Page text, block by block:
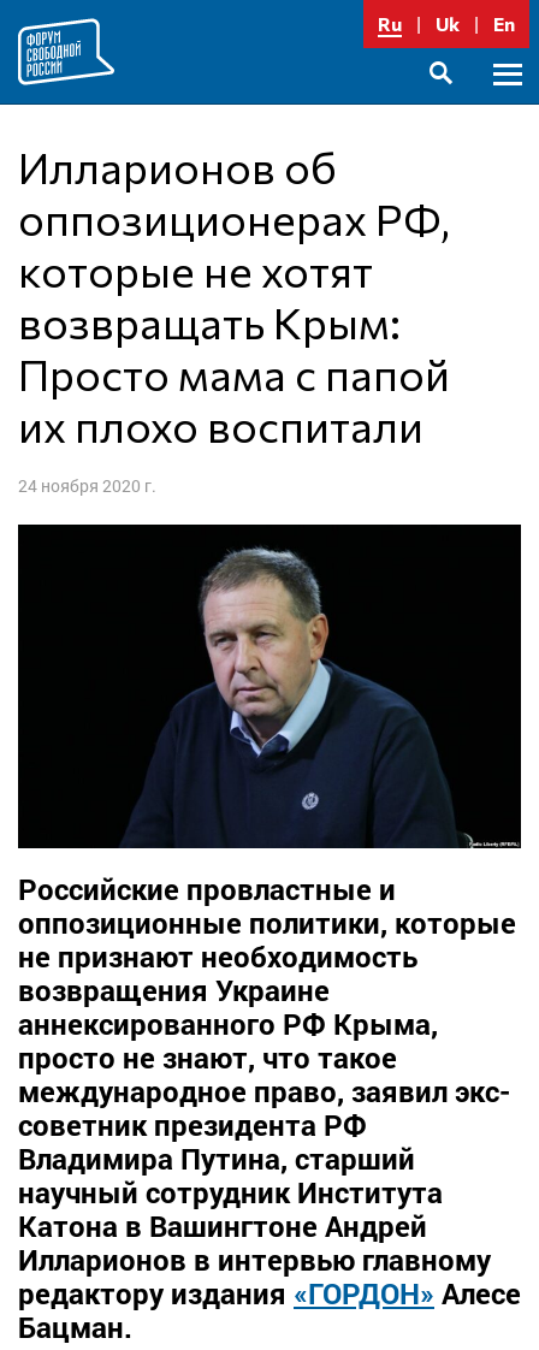
содержимому
Ru Uk En
Илларионов об
оппозиционерах РФ,
которые не хотят
возвращать Крым:
Просто мама с папой
их плохо воспитали
24 ноября 2020 г.
Российские провластные и
оппозиционные политики, которые
не признают необходимость
возвращения Украине
аннексированного РФ Крыма,
просто не знают, что такое
международное право, заявил экс-
советник президента РФ
Владимира Путина, старший
научный сотрудник Института
Катона в Вашингтоне Андрей
Илларионов в интервью главному
редактору издания «ГОРДОН» Алесе
Бацман.